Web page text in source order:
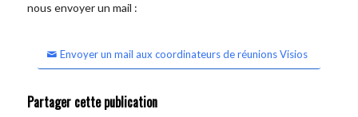
nous envoyer un mail :
Envoyer un mail aux coordinateurs de réunions Visios
Partager cette publication